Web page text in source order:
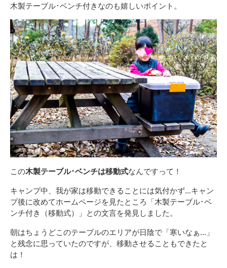
木製テーブル･ベンチ付きなのも嬉しいポイント。
この木製テーブル･ベンチは移動式なんですって！
キャンプ中、我が家は移動できることには気付かず…キャン
プ後に改めてホームページを見たところ「木製テーブル･ベ
ンチ付き（移動式）」との文言を発見しました。
朝はちょうどこのテーブルのエリアが日陰で「寒いなぁ…」
と残念に思っていたのですが、移動させることもできたと
は！